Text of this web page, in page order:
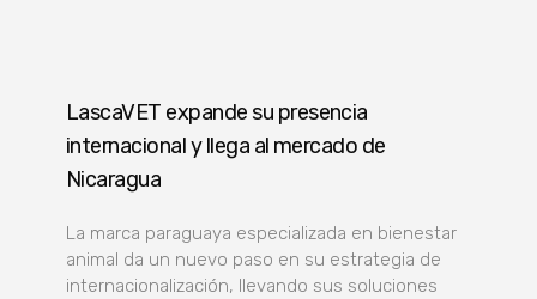
LascaVET expande su presencia
internacional y llega al mercado de
Nicaragua
La marca paraguaya especializada en bienestar
animal da un nuevo paso en su estrategia de
internacionalización, llevando sus soluciones